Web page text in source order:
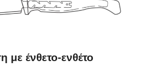
ένθετο-ενθέτο